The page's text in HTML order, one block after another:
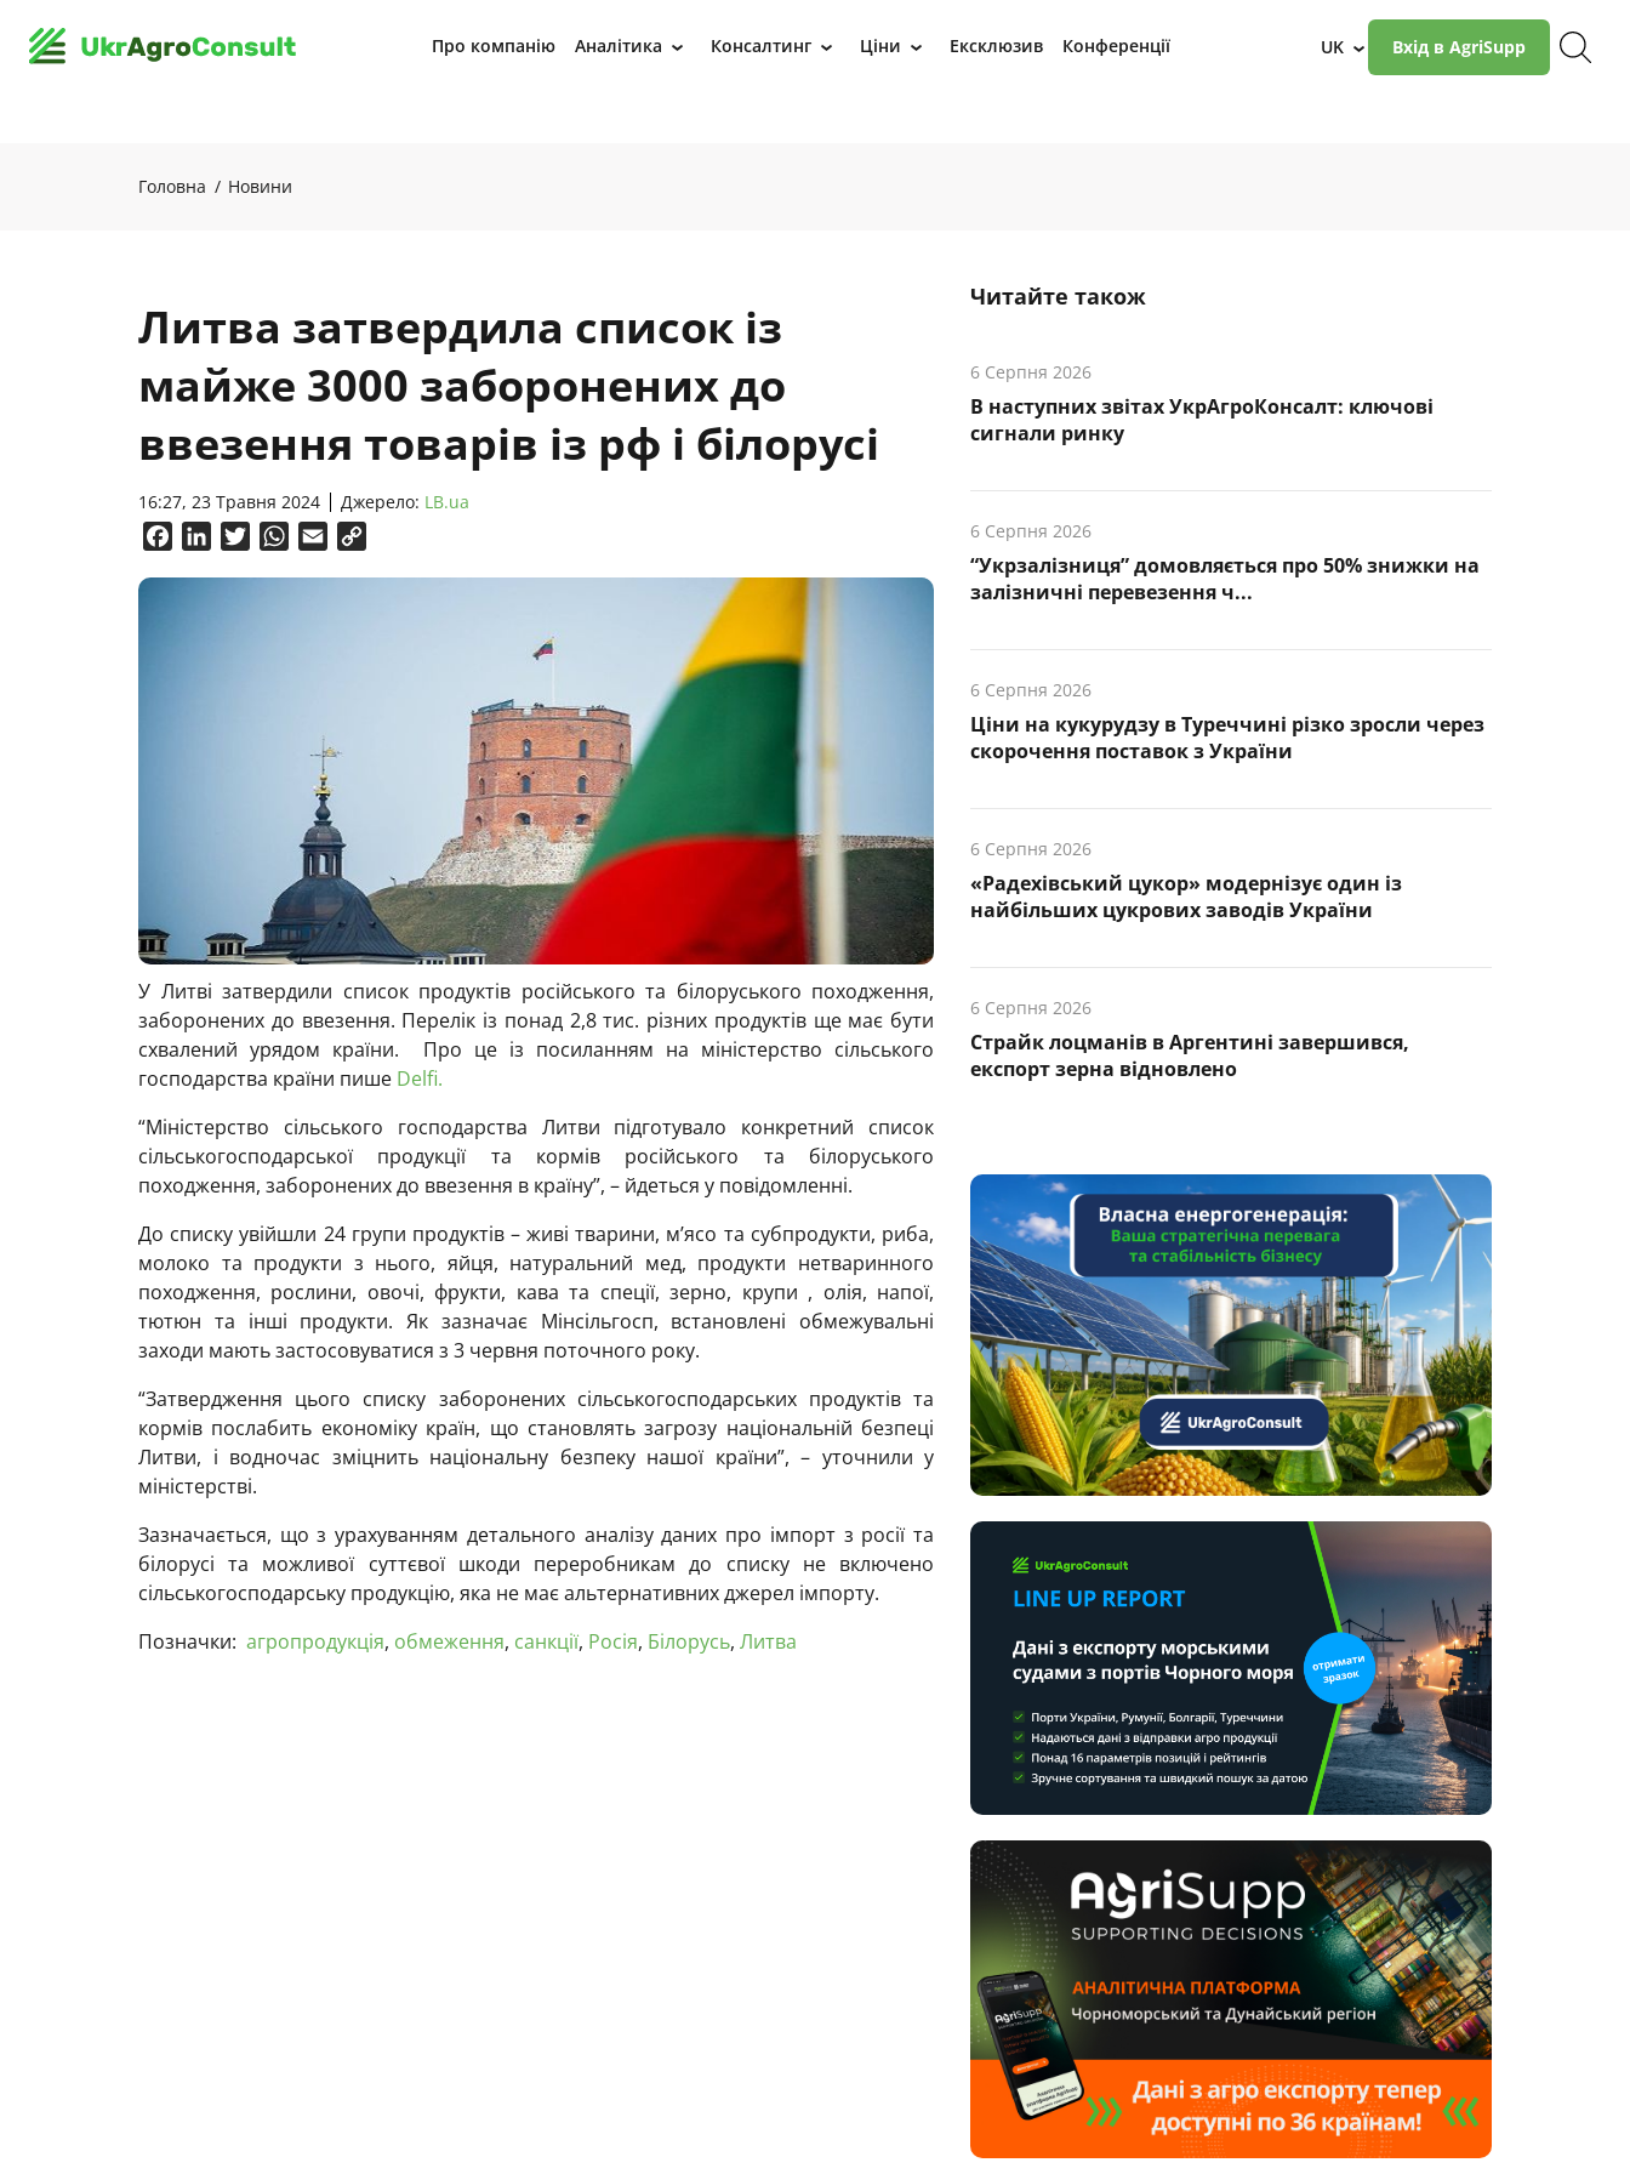
Про компанію Аналітика › Консалтинг › Ціни › Ексклюзив Конференції UK › Вхід в AgriSupp
Головна Новини
Литва затвердила список із
майже 3000 заборонених до
ввезення товарів із рф і білорусі
16:27, 23 Травня 2024 Джерело: LB.ua
FacebookLinkedInTwitterWhatsApp
Email
У Литві затвердили список продуктів російського та білоруського походження,
заборонених до ввезення. Перелік із понад 2,8 тис. різних продуктів ще має бути
схвалений урядом країни. Про це із посиланням на міністерство сільського
господарства країни пише Delfi.
“Міністерство сільського господарства Литви підготувало конкретний список
сільськогосподарської продукції та кормів російського та білоруського
походження, заборонених до ввезення в країну”, – йдеться у повідомленні.
До списку увійшли 24 групи продуктів – живі тварини, м’ясо та субпродукти, риба,
молоко та продукти з нього, яйця, натуральний мед, продукти нетваринного
походження, рослини, овочі, фрукти, кава та спеції, зерно, крупи , олія, напої,
тютюн та інші продукти. Як зазначає Мінсільгосп, встановлені обмежувальні
заходи мають застосовуватися з 3 червня поточного року.
“Затвердження цього списку заборонених сільськогосподарських продуктів та
кормів послабить економіку країн, що становлять загрозу національній безпеці
Литви, і водночас зміцнить національну безпеку нашої країни”, – уточнили у
міністерстві.
Зазначається, що з урахуванням детального аналізу даних про імпорт з росії та
білорусі та можливої суттєвої шкоди переробникам до списку не включено
сільськогосподарську продукцію, яка не має альтернативних джерел імпорту.
Позначки: агропродукція, обмеження, санкції, Росія, Білорусь, Литва
Читайте також
6 Серпня 2026
В наступних звітах УкрАгроКонсалт: ключові
cигнали ринку
6 Серпня 2026
“Укрзалізниця” домовляється про 50% знижки на
залізничні перевезення ч...
6 Серпня 2026
Ціни на кукурудзу в Туреччині різко зросли через
скорочення поставок з України
6 Серпня 2026
«Радехівський цукор» модернізує один із
найбільших цукрових заводів України
6 Серпня 2026
Страйк лоцманів в Аргентині завершився,
експорт зерна відновлено